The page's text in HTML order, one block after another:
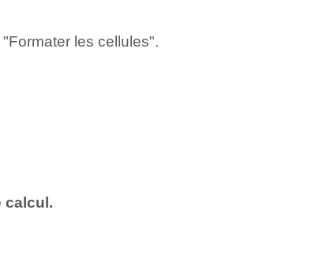
les cellules".
calcul.